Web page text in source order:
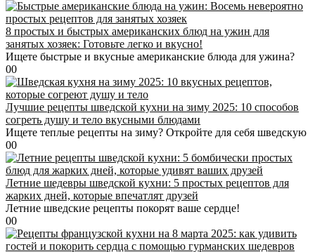
8 простых и быстрых американских блюд на ужин для
занятых хозяек: Готовьте легко и вкусно!
Ищете быстрые и вкусные американские блюда для ужина?
00
Лучшие рецепты шведской кухни на зиму 2025: 10 способов
согреть душу и тело вкусными блюдами
Ищете теплые рецепты на зиму? Откройте для себя шведскую
00
Летние шедевры шведской кухни: 5 простых рецептов для
жарких дней, которые впечатлят друзей
Летние шведские рецепты покорят ваше сердце!
00